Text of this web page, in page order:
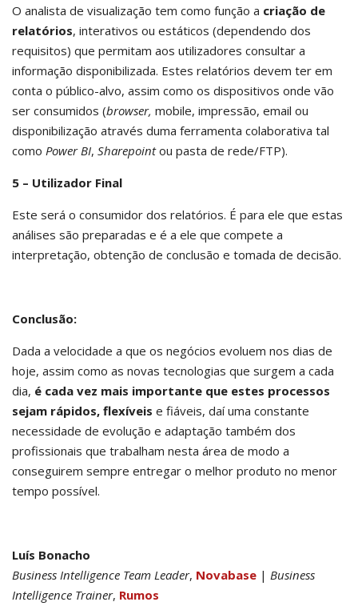
O analista de visualização tem como função a criação de
relatórios, interativos ou estáticos (dependendo dos
requisitos) que permitam aos utilizadores consultar a
informação disponibilizada. Estes relatórios devem ter em
conta o público-alvo, assim como os dispositivos onde vão
ser consumidos (browser, mobile, impressão, email ou
disponibilização através duma ferramenta colaborativa tal
como Power BI, Sharepointou pasta de rede/FTP).
5 – Utilizador Final
Este será o consumidor dos relatórios. É para ele que estas
análises são preparadas e é a ele que compete a
interpretação, obtenção de conclusão e tomada de decisão.
Conclusão:
Dada a velocidade a que os negócios evoluem nos dias de
hoje, assim como as novas tecnologias que surgem a cada
dia, é cada vez mais importante que estes processos
sejam rápidos, flexíveis e fiáveis, daí uma constante
necessidade de evolução e adaptação também dos
profissionais que trabalham nesta área de modo a
conseguirem sempre entregar o melhor produto no menor
tempo possível.
Luís Bonacho
Business Intelligence Team Leader, Novabase | Business
Intelligence Trainer, Rumos